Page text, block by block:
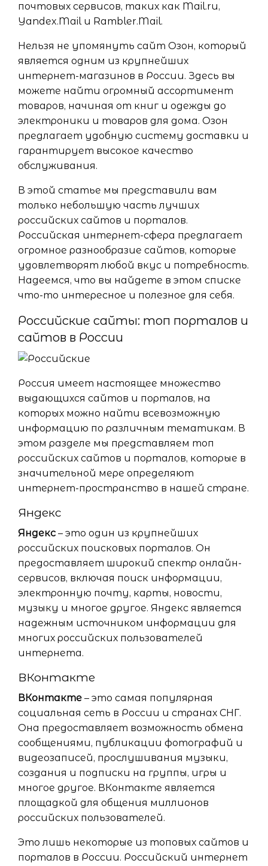
почтовых сервисов, таких как Mail.ru,
Yandex.Mail и Rambler.Mail.
Нельзя не упомянуть сайт Озон, который
является одним из крупнейших
интернет-магазинов в России. Здесь вы
можете найти огромный ассортимент
товаров, начиная от книг и одежды до
электроники и товаров для дома. Озон
предлагает удобную систему доставки и
гарантирует высокое качество
обслуживания.
В этой статье мы представили вам
только небольшую часть лучших
российских сайтов и порталов.
Российская интернет-сфера предлагает
огромное разнообразие сайтов, которые
удовлетворят любой вкус и потребность.
Надеемся, что вы найдете в этом списке
что-то интересное и полезное для себя.
Российские сайты: топ порталов и
сайтов в России
Россия имеет настоящее множество
выдающихся сайтов и порталов, на
которых можно найти всевозможную
информацию по различным тематикам. В
этом разделе мы представляем топ
российских сайтов и порталов, которые в
значительной мере определяют
интернет-пространство в нашей стране.
Яндекс
Яндекс – это один из крупнейших
российских поисковых порталов. Он
предоставляет широкий спектр онлайн-
сервисов, включая поиск информации,
электронную почту, карты, новости,
музыку и многое другое. Яндекс является
надежным источником информации для
многих российских пользователей
интернета.
ВКонтакте
ВКонтакте – это самая популярная
социальная сеть в России и странах СНГ.
Она предоставляет возможность обмена
сообщениями, публикации фотографий и
видеозаписей, прослушивания музыки,
создания и подписки на группы, игры и
многое другое. ВКонтакте является
площадкой для общения миллионов
российских пользователей.
Это лишь некоторые из топовых сайтов и
порталов в России. Российский интернет